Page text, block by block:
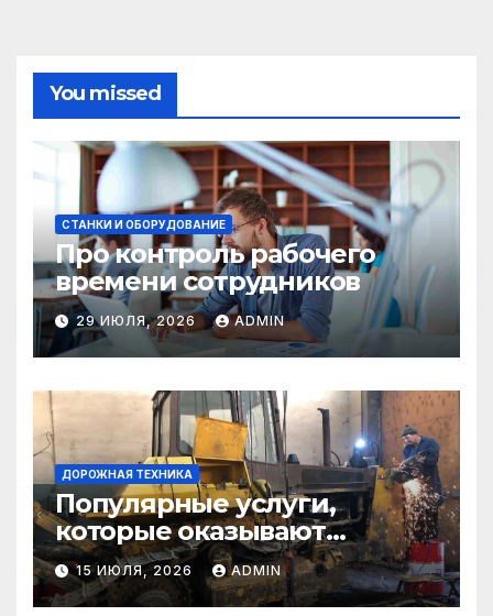
You missed
СТАНКИ И ОБОРУДОВАНИЕ
Про контроль рабочего
времени сотрудников
29 ИЮЛЯ, 2026 ADMIN
ДОРОЖНАЯ ТЕХНИКА
Популярные услуги,
которые оказывают
самосвалы в строительстве
и логистике
15 ИЮЛЯ, 2026 ADMIN